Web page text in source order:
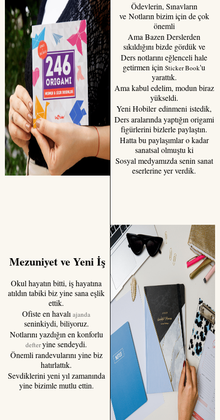
Ödevlerin, Sınavların
ve Notların bizim için de çok
önemli
Ama Bazen Derslerden
sıkıldığını bizde gördük ve
Ders notlarını eğlenceli hale
getirmen için Sticker Book'u
yarattık.
Ama kabul edelim, modun biraz
yükseldi.
Yeni Hobiler edinmeni istedik,
Ders aralarında yaptığın origami
figürlerini bizlerle paylaştın.
Hatta bu paylaşımlar o kadar
sanatsal olmuştu ki
Sosyal medyamızda senin sanat
eserlerine yer verdik.
Mezuniyet ve Yeni İş
Okul hayatın bitti, iş hayatına
atıldın tabiki biz yine sana eşlik
ettik.
Ofiste en havalı ajanda
seninkiydi, biliyoruz.
Notlarını yazdığın en konforlu
defteryine sendeydi.
Önemli randevularını yine biz
hatırlattık.
Sevdiklerini yeni yıl zamanında
yine bizimle mutlu ettin.